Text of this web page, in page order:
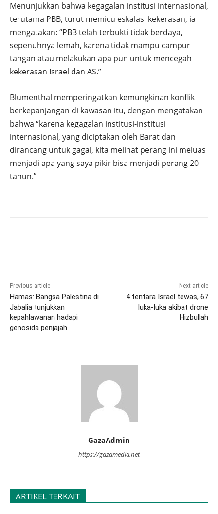
Menunjukkan bahwa kegagalan institusi internasional,
terutama PBB, turut memicu eskalasi kekerasan, ia
mengatakan: “PBB telah terbukti tidak berdaya,
sepenuhnya lemah, karena tidak mampu campur
tangan atau melakukan apa pun untuk mencegah
kekerasan Israel dan AS.”
Blumenthal memperingatkan kemungkinan konflik
berkepanjangan di kawasan itu, dengan mengatakan
bahwa “karena kegagalan institusi-institusi
internasional, yang diciptakan oleh Barat dan
dirancang untuk gagal, kita melihat perang ini meluas
menjadi apa yang saya pikir bisa menjadi perang 20
tahun.”
Previous article
Hamas: Bangsa Palestina di
Jabalia tunjukkan
kepahlawanan hadapi
genosida penjajah
Next article
4 tentara Israel tewas, 67
luka-luka akibat drone
Hizbullah
GazaAdmin
https://gazamedia.net
ARTIKEL TERKAIT